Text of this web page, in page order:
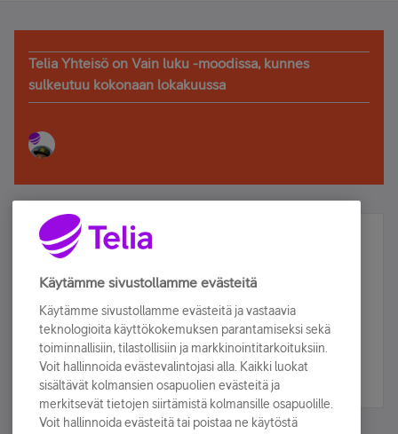
Telia Yhteisö on Vain luku -moodissa, kunnes
sulkeutuu kokonaan lokakuussa
Älä jää paitsi – osallistu ja voita!
Tilaa Telian uutiskirje ja olet mukana arvonnassa.
sähköpostiisi.
Tilaa nyt
Käytämme sivustollamme evästeitä
Käytämme sivustollamme evästeitä ja vastaavia
teknologioita käyttökokemuksen parantamiseksi sekä
toiminnallisiin, tilastollisiin ja markkinointitarkoituksiin.
Voit hallinnoida evästevalintojasi alla. Kaikki luokat
sisältävät kolmansien osapuolien evästeitä ja
merkitsevät tietojen siirtämistä kolmansille osapuolille.
Voit hallinnoida evästeitä tai poistaa ne käytöstä